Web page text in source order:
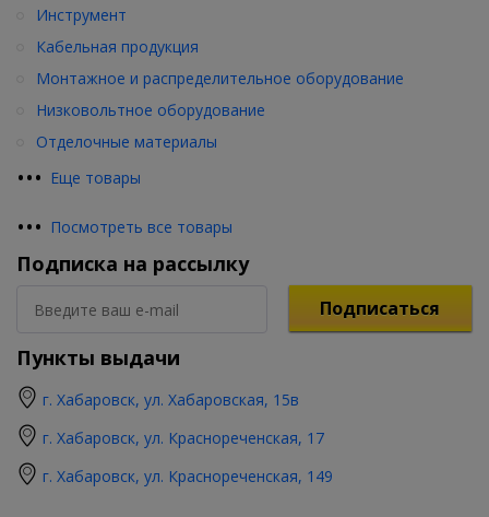
••• Еще товары
Инструмент
Кабельная продукция
Монтажное и распределительное оборудование
Низковольтное оборудование
Отделочные материалы
••• Посмотреть все товары
Подписка на рассылку
Подписаться
Пункты выдачи
г. Хабаровск, ул. Хабаровская, 15в
г. Хабаровск, ул. Краснореченская, 17
г. Хабаровск, ул. Краснореченская, 149